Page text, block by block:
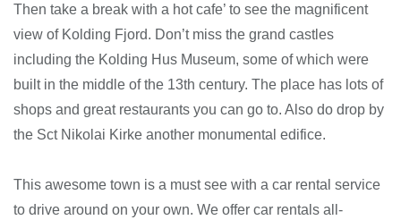
Then take a break with a hot cafe’ to see the magnificent
view of Kolding Fjord. Don’t miss the grand castles
including the Kolding Hus Museum, some of which were
built in the middle of the 13th century. The place has lots of
shops and great restaurants you can go to. Also do drop by
the Sct Nikolai Kirke another monumental edifice.
This awesome town is a must see with a car rental service
to drive around on your own. We offer car rentals all-